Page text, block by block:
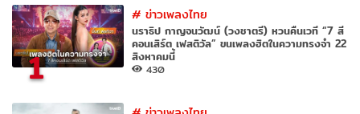
1
#ข่าวเพลงไทย
นราธิป กาญจนวัฒน์ (วงชาตรี) หวนคืนเวที “7 สี
คอนเสิร์ต เฟสติวัล” ขนเพลงฮิตในความทรงจำ 22
สิงหาคมนี้
430